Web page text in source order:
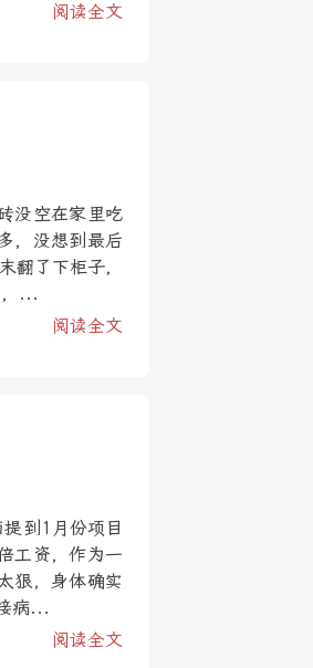
阅读全文
没空在家里吃
，没想到最后
翻了下柜子，
，...
阅读全文
到1月份项目
工资，作为一
狠，身体确实
病...
阅读全文